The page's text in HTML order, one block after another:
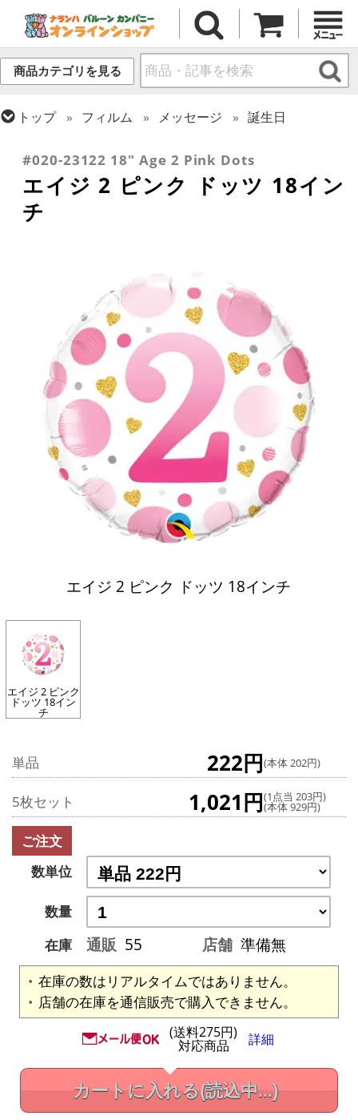
商品カテゴリを見る
トップ フィルム メッセージ
誕生日
#020-23122 18" Age 2 Pink Dots
エイジ 2 ピンク ドッツ 18イン
チ
エイジ 2 ピンク ドッツ 18インチ
エイジ 2 ピンク
ドッツ 18イン
チ
単品 222円(本体 202円)
5枚セット 1,021円(1点当 203円)
(本体 929円)
ご注文
数単位
数量
在庫
通販 55 店舗 準備無
在庫の数はリアルタイムではありません。
店舗の在庫を通信販売で購入できません。
(送料275円)
対応商品 詳細
カートに入れる(読込中...)